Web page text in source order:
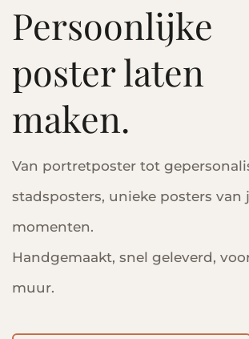
Persoonlijke
poster laten
maken.
Van portretposter tot
stadsposters, unieke posters van
momenten.
Handgemaakt, snel geleverd,
muur.